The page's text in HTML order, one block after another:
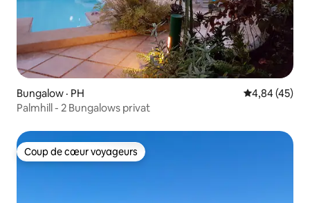
Bungalow · PH Note
4,84 (45)
Palmhill - 2 Bungalows privat
Coup de cœur voyageurs
Coup de cœur voyageurs